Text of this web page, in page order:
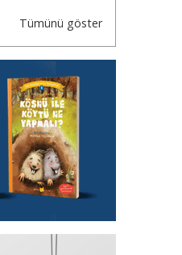
Tümünü göster